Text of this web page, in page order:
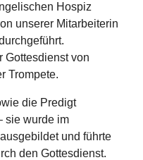
Hospiz
unserer Mitarbeiterin
Gottesdienst von
Trompete.
die Predigt
sie wurde im
und führte
den Gottesdienst.